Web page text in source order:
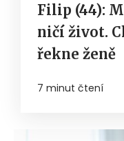
Filip (44):
ničí život.
řekne ženě
7 minut čtení